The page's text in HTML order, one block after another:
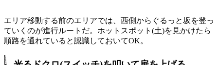
エリア移動する前のエリアでは、西側からぐるっと坂を登っ
ていくのが進行ルートだ。ホットスポット(土)を見かけたら
順路を通れていると認識しておいてOK。